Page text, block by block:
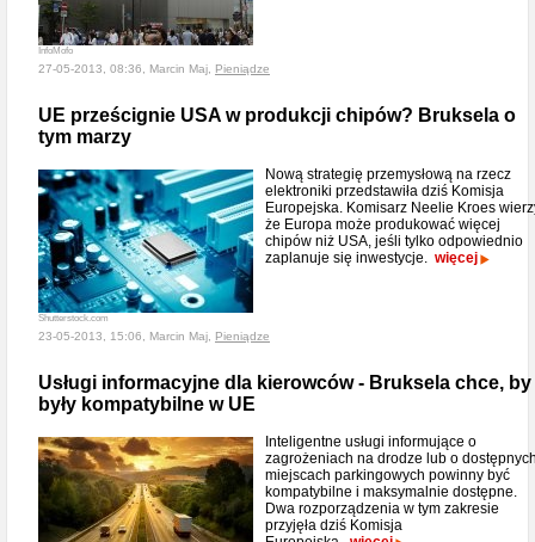
InfoMofo
27-05-2013, 08:36, Marcin Maj, Pieniądze
UE prześcignie USA w produkcji chipów? Bruksela o
tym marzy
Shutterstock.com
Nową strategię przemysłową na rzecz
elektroniki przedstawiła dziś Komisja
Europejska. Komisarz Neelie Kroes
że Europa może produkować więcej
chipów niż USA, jeśli tylko odpowiednio
zaplanuje się inwestycje. więcej
23-05-2013, 15:06, Marcin Maj, Pieniądze
Usługi informacyjne dla kierowców - Bruksela chce, by
były kompatybilne w UE
Inteligentne usługi informujące o
zagrożeniach na drodze lub o
miejscach parkingowych powinny być
kompatybilne i maksymalnie dostępne.
Dwa rozporządzenia w tym zakresie
przyjęła dziś Komisja